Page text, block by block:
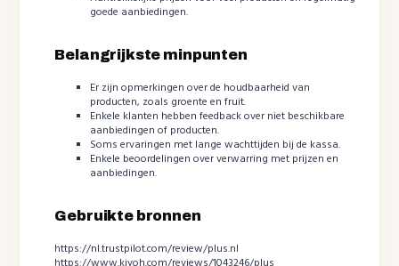
goede aanbiedingen.
Belangrijkste minpunten
Er zijn opmerkingen over de houdbaarheid van
producten, zoals groente en fruit.
Enkele klanten hebben feedback over niet beschikbare
aanbiedingen of producten.
Soms ervaringen met lange wachttijden bij de kassa.
Enkele beoordelingen over verwarring met prijzen en
aanbiedingen.
Gebruikte bronnen
https://nl.trustpilot.com/review/plus.nl